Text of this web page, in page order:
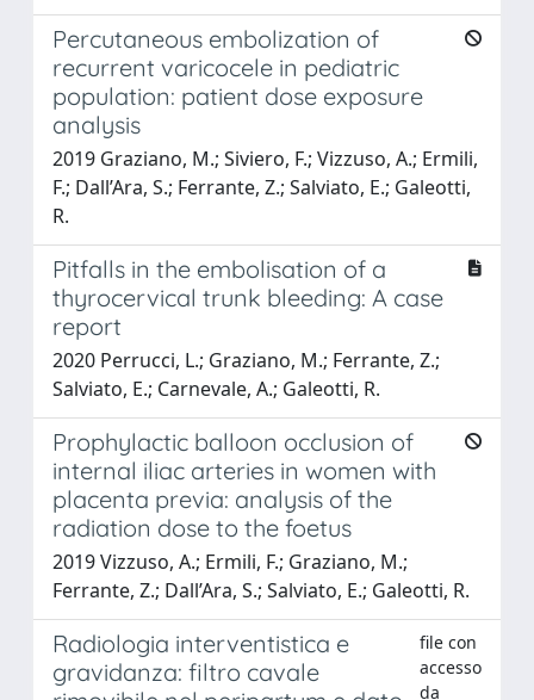
Percutaneous embolization of
recurrent varicocele in pediatric
population: patient dose exposure
analysis
2019 Graziano, M.; Siviero, F.; Vizzuso, A.; Ermili,
F.; Dall’Ara, S.; Ferrante, Z.; Salviato, E.; Galeotti,
R.
Pitfalls in the embolisation of a
thyrocervical trunk bleeding: A case
report
2020 Perrucci, L.; Graziano, M.; Ferrante, Z.;
Salviato, E.; Carnevale, A.; Galeotti, R.
Prophylactic balloon occlusion of
internal iliac arteries in women with
placenta previa: analysis of the
radiation dose to the foetus
2019 Vizzuso, A.; Ermili, F.; Graziano, M.;
Ferrante, Z.; Dall’Ara, S.; Salviato, E.; Galeotti, R.
Radiologia interventistica e
gravidanza: filtro cavale
file con
accesso
da